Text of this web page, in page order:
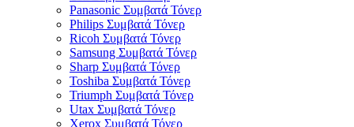
Panasonic Συμβατά Τόνερ
Philips Συμβατά Τόνερ
Ricoh Συμβατά Τόνερ
Samsung Συμβατά Τόνερ
Sharp Συμβατά Τόνερ
Toshiba Συμβατά Τόνερ
Triumph Συμβατά Τόνερ
Utax Συμβατά Τόνερ
Xerox Συμβατά Τόνερ